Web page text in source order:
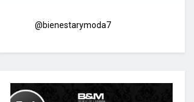
@bienestarymoda7